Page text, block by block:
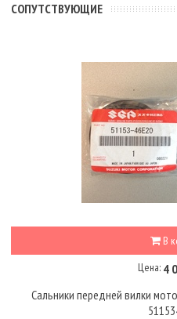
CОПУТСТВУЮЩИЕ
В
Цена: 4
Сальники передней вилки